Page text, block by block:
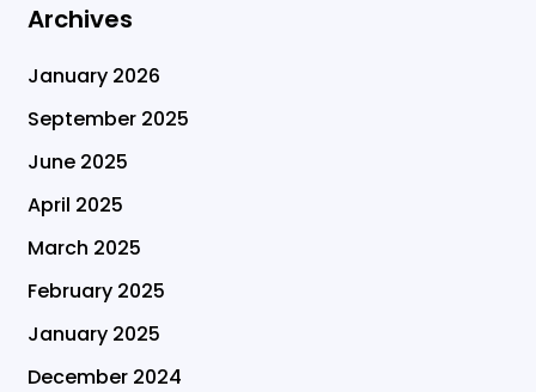
Archives
January 2026
September 2025
June 2025
April 2025
March 2025
February 2025
January 2025
December 2024